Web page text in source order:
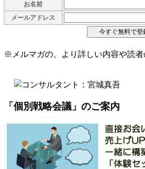
お名前
メールアドレス
※メルマガの、より詳しい内容や読
「個別戦略会議」のご案内